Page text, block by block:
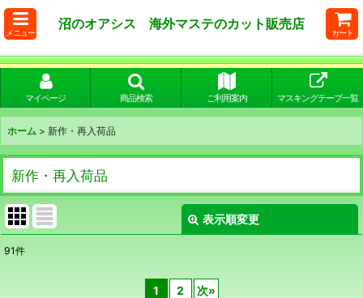
メニュー
沼のオアシス 海外マステのカット販売店
カート
マイページ 商品検索 ご利用案内 マスキングテープ一覧
ホーム > 新作・再入荷品
新作・再入荷品
表示順変更
91件
1 2 次»